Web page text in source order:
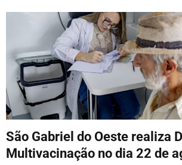
t
São Gabriel do Oeste realiza
Multivacinação no dia 22 de